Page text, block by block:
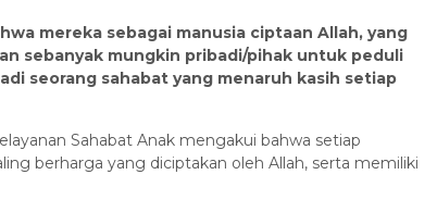
mereka sebagai manusia ciptaan Allah, yang
sebanyak mungkin pribadi/pihak untuk peduli
seorang sahabat yang menaruh kasih setiap
Sahabat Anak mengakui bahwa setiap
berharga yang diciptakan oleh Allah, serta memiliki